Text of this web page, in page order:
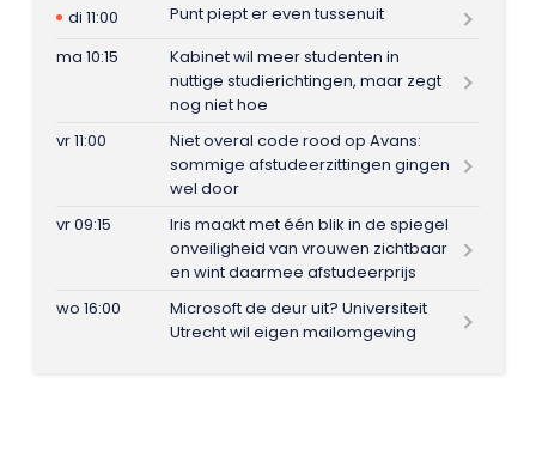
di 11:00
Punt piept er even tussenuit
ma 10:15
Kabinet wil meer studenten in
nuttige studierichtingen, maar zegt
nog niet hoe
vr 11:00
Niet overal code rood op Avans:
sommige afstudeerzittingen gingen
wel door
vr 09:15
Iris maakt met één blik in de spiegel
onveiligheid van vrouwen zichtbaar
en wint daarmee afstudeerprijs
wo 16:00
Microsoft de deur uit? Universiteit
Utrecht wil eigen mailomgeving